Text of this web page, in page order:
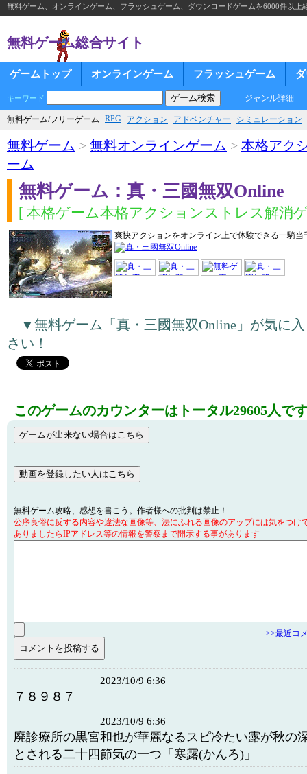
無料ゲーム、オンラインゲーム、フラッシュゲーム、ダウンロードゲームを6000件以上
無料ゲーム総合サイト
ゲームトップ オンラインゲーム フラッシュゲーム
キーワード ジャンル詳細
無料ゲーム/フリーゲーム RPG アクション アドベンチャー シミュレーション
無料ゲーム > 無料オンラインゲーム > 本格アク
ーム
無料ゲーム：真・三國無双Online
[ 本格ゲーム本格アクションストレス解消
爽快アクションをオンライン上で体験できる一騎
▼無料ゲーム「真・三國無双Online」が気に
さい！
このゲームのカウンターはトータル29605人で
無料ゲーム攻略、感想を書こう。作者様への批判は禁止！
公序良俗に反する内容や違法な画像等、法にふれる画像のアップには気をつけ
ありましたらIPアドレス等の情報を警察まで開示する事があります
>>最近コ
2023/10/9 6:36
７８９８７
2023/10/9 6:36
廃診療所の黒宮和也が華麗なるスピ冷たい露が秋の
とされる二十四節気の一つ「寒露(かんろ)」